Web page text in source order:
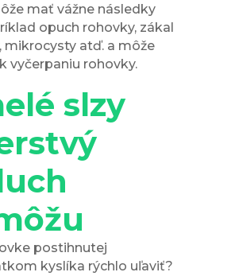
mať vážne následky
opuch rohovky, zákal
mikrocysty atď. a môže
vyčerpaniu rohovky.
slzy
postihnutej
kyslíka rýchlo uľaviť?